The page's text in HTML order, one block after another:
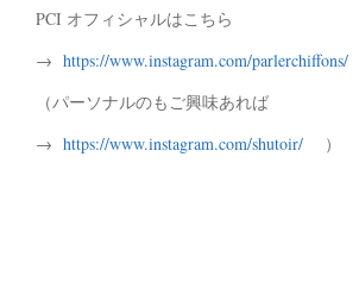
PCI オフィシャルはこちら
→ https://www.instagram.com/parlerchiffons/
（パーソナルのもご興味あれば
→ https://www.instagram.com/shutoir/ ）